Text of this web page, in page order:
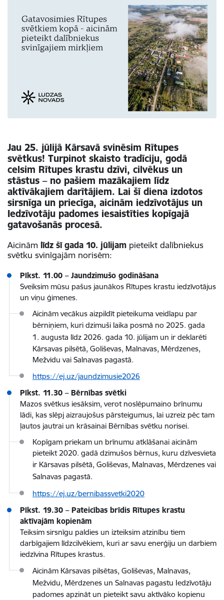
Jau 25. jūlijā Kārsavā svinēsim Rītupes
svētkus! Turpinot skaisto tradīciju, godā
celsim Rītupes krastu dzīvi, cilvēkus un
stāstus – no pašiem mazākajiem līdz
aktīvākajiem darītājiem. Lai šī diena izdotos
sirsnīga un priecīga, aicinām iedzīvotājus un
Iedzīvotāju padomes iesaistīties kopīgajā
gatavošanās procesā.
Aicinām līdz šī gada 10. jūlijam pieteikt dalībniekus
svētku svinīgajām norisēm:
Plkst. 11.00 – Jaundzimušo godināšana
Sveiksim mūsu pašus jaunākos Rītupes krastu iedzīvotājus
un viņu ģimenes.
Aicinām vecākus aizpildīt pieteikuma veidlapu par
bērniņiem, kuri dzimuši laika posmā no 2025. gada
1. augusta līdz 2026. gada 10. jūlijam un ir deklarēti
Kārsavas pilsētā, Goliševas, Malnavas, Mērdzenes,
Mežvidu vai Salnavas pagastā.
https://ej.uz/jaundzimusie2026
Plkst. 11.30 – Bērnības svētki
Mazos svētkus iesāksim, verot noslēpumaino brīnumu
lādi, kas slēpj aizraujošus pārsteigumus, lai uzreiz pēc tam
ļautos jautrai un krāsainai Bērnības svētku norisei.
Kopīgam priekam un brīnumu atklāšanai aicinām
pieteikt 2020. gadā dzimušos bērnus, kuru dzīvesvieta
ir Kārsavas pilsētā, Goliševas, Malnavas, Mērdzenes vai
Salnavas pagastā.
https://ej.uz/bernibassvetki2020
Plkst. 19.30 – Pateicības brīdis Rītupes krastu
aktīvajām kopienām
Teiksim sirsnīgu paldies un izteiksim atzinību tiem
darbīgajiem līdzcilvēkiem, kuri ar savu enerģiju un darbiem
iedzīvina Rītupes krastus.
Aicinām Kārsavas pilsētas, Goliševas, Malnavas,
Mežvidu, Mērdzenes un Salnavas pagastu Iedzīvotāju
padomes apzināt un pieteikt savu aktīvāko kopienu